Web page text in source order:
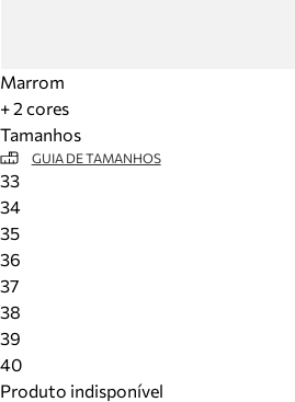
Marrom
+ 2 cores
Tamanhos
GUIA DE TAMANHOS
33
34
35
36
37
38
39
40
Produto indisponível